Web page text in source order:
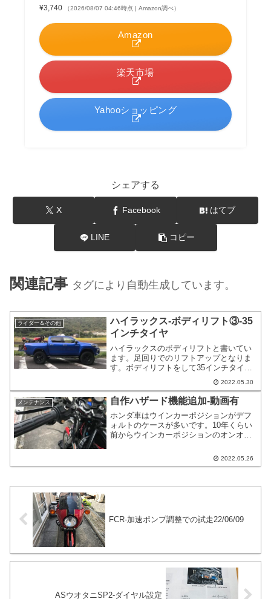
¥3,740
（2026/08/07 04:46時点 | Amazon調べ）
Amazon
楽天市場
Yahooショッピング
シェアする
X Facebook はてブ
LINE コピー
関連記事 タグにより自動生成しています。
ライダー＆その他
ハイラックス-ボディリフト③-35
インチタイヤ
ハイラックスのボディリフトと書いてい
ます。足回りでのリフトアップとなりま
す。ボディリフトをして35インチタイヤ
ます。タイトルと内容がずれています。
今回は、35インチタイヤを履かせたのは
よいけど、ハンドルに干渉したりする状
況なので、サスを延長したお話でござい
ます。
2022.05.30
メンテナンス 自作ハザード機能追加-動画有
ホンダ車はウインカーポジションがデフ
ォルトのケースが多いです。10年くらい
前からウインカーポジションのオンオフ
工しました。今回はさらにハザードスイ
ッチを追加したくなったので取り付けて
2022.05.26
FCR-加速ポンプ調整での試走22/06/09
ASウオタニSP2-ダイヤル設定